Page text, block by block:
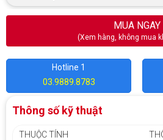
MUA NGAY
(Xem hàng, không mua
Hotline 1
03.9889.8783
Thông số kỹ thuật
THUỘC TÍNH